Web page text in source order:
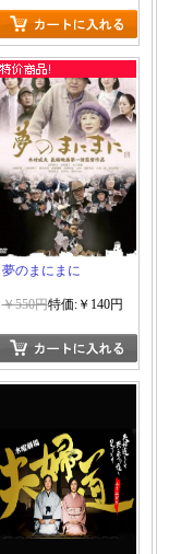
夢のまにまに
￥550円特価:￥140円